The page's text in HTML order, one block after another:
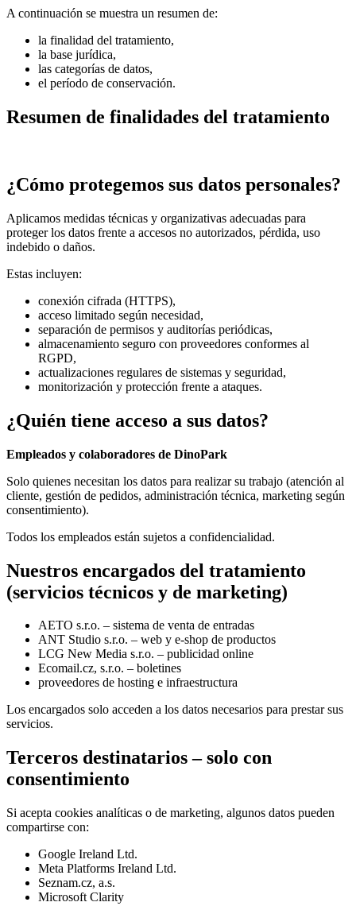
A continuación se muestra un resumen de:
la finalidad del tratamiento,
la base jurídica,
las categorías de datos,
el período de conservación.
Resumen de finalidades del tratamiento
¿Cómo protegemos sus datos personales?
Aplicamos medidas técnicas y organizativas adecuadas para
proteger los datos frente a accesos no autorizados, pérdida, uso
indebido o daños.
Estas incluyen:
conexión cifrada (HTTPS),
acceso limitado según necesidad,
separación de permisos y auditorías periódicas,
almacenamiento seguro con proveedores conformes al
RGPD,
actualizaciones regulares de sistemas y seguridad,
monitorización y protección frente a ataques.
¿Quién tiene acceso a sus datos?
Empleados y colaboradores de DinoPark
Solo quienes necesitan los datos para realizar su trabajo (atención al
cliente, gestión de pedidos, administración técnica, marketing según
consentimiento).
Todos los empleados están sujetos a confidencialidad.
Nuestros encargados del tratamiento
(servicios técnicos y de marketing)
AETO s.r.o. – sistema de venta de entradas
ANT Studio s.r.o. – web y e‑shop de productos
LCG New Media s.r.o. – publicidad online
Ecomail.cz, s.r.o. – boletines
proveedores de hosting e infraestructura
Los encargados solo acceden a los datos necesarios para prestar sus
servicios.
Terceros destinatarios – solo con
consentimiento
Si acepta cookies analíticas o de marketing, algunos datos pueden
compartirse con:
Google Ireland Ltd.
Meta Platforms Ireland Ltd.
Seznam.cz, a.s.
Microsoft Clarity